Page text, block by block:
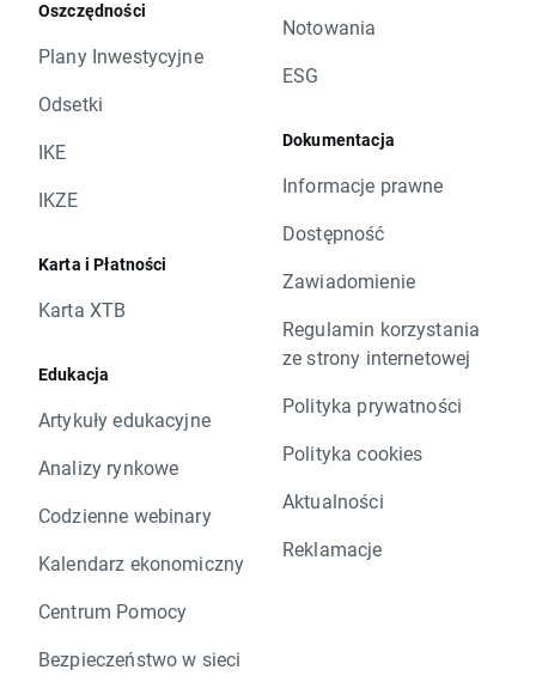
Oszczędności
Plany Inwestycyjne
Odsetki
IKE
IKZE
Karta i Płatności
Karta XTB
Edukacja
Artykuły edukacyjne
Analizy rynkowe
Codzienne webinary
Kalendarz ekonomiczny
Centrum Pomocy
Bezpieczeństwo w sieci
Notowania
ESG
Dokumentacja
Informacje prawne
Dostępność
Zawiadomienie
Regulamin korzystania
ze strony internetowej
Polityka prywatności
Polityka cookies
Aktualności
Reklamacje